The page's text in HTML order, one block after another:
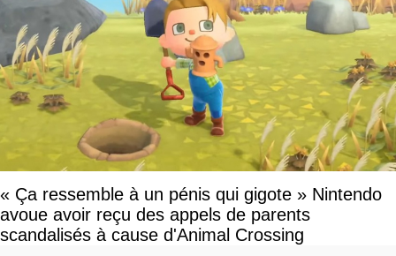
« Ça ressemble à un pénis qui gigote » Nintendo
avoue avoir reçu des appels de parents
scandalisés à cause d'Animal Crossing